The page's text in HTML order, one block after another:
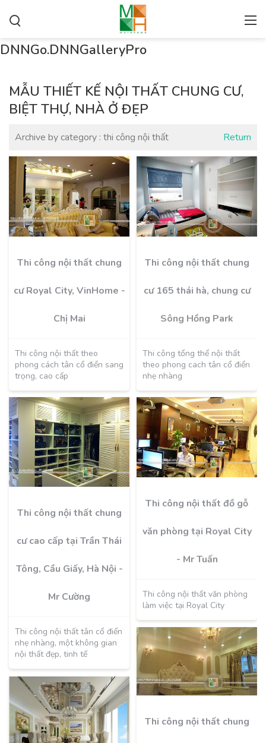
DNNGo.DNNGalleryPro
MẪU THIẾT KẾ NỘI THẤT CHUNG CƯ,
BIỆT THỰ, NHÀ Ở ĐẸP
Archive by category : thi công nội thất Return
Thi công nội thất chung
cư Royal City, VinHome -
Chị Mai
Thi công nội thất theo
phong cách tân cổ điển sang
trọng, cao cấp
Thi công nội thất chung
cư 165 thái hà, chung cư
Sông Hồng Park
Thi công tổng thể nội thất
theo phong cach tân cổ điển
nhẹ nhàng
Thi công nội thất chung
cư cao cấp tại Trần Thái
Tông, Cầu Giấy, Hà Nội -
Mr Cường
Thi công nội thất tân cổ điển
nhẹ nhàng, một không gian
nội thất đẹp, tinh tế
Thi công nội thất đồ gỗ
văn phòng tại Royal City
- Mr Tuấn
Thi công nội thất văn phòng
làm việc tại Royal City
Thi công nội thất chung